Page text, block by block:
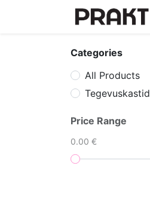
Categories
All Products
Tegevuskastid
Price Range
0.00 €